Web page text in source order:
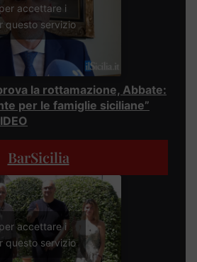
accettare i
questo servizio
la rottamazione, Abbate:
per le famiglie siciliane”
BarSicilia
accettare i
questo servizio